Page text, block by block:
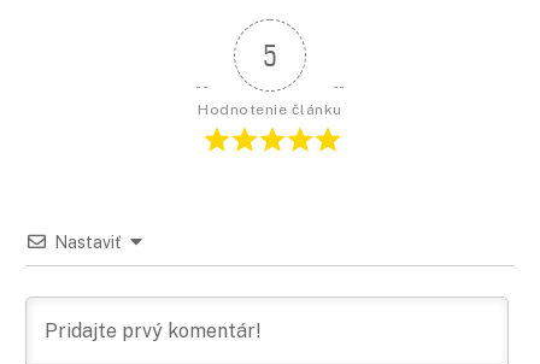
5
Hodnotenie článku
Nastaviť